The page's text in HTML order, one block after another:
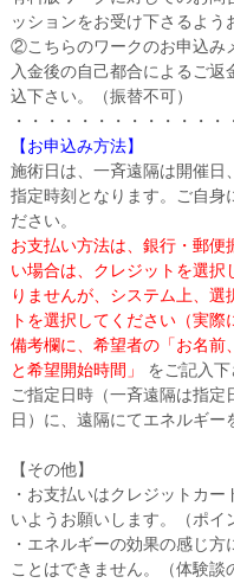
ッションをお受け下さるよう
②こちらのワークのお申込み
入金後の自己都合によるご
込下さい。（振替不可）
・・・・・・・・・・・・・
【お申込み方法】
施術日は、一斉遠隔は開催日
指定時刻となります。ご自身
ださい。
お支払い方法は、銀行・郵便
い場合は、クレジットを選択
りませんが、システム上、
トを選択してください（実際
備考欄に、希望者の「お名前
と希望開始時間」
をご記入下
ご指定日時（一斉遠隔は指定
日）に、遠隔にてエネルギー
【その他】
・お支払いはクレジットカ
いようお願いします。（ポイ
・エネルギーの効果の感じ
ことはできません。（体験談